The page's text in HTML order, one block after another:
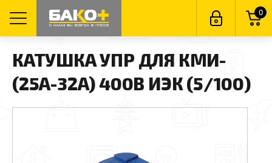
0
КАТУШКА УПР ДЛЯ КМИ-
(25А-32А) 400В ИЭК (5/100)